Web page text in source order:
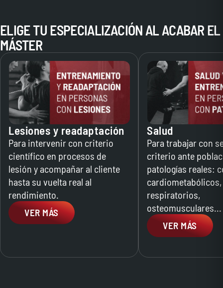
Trainologym, verás todo lo que debes tener en cuenta
para sacarle el máximo partido a las redes sociales.
ELIGE TU ESPECIALIZACIÓN AL ACABAR EL
MÁSTER
Lesiones y readaptación
Para intervenir con criterio
científico en procesos de
lesión y acompañar al cliente
hasta su vuelta real al
rendimiento.
VER MÁS
Salud
Para trabajar con
criterio ante
patologías reales:
cardiometabólicos,
respiratorios,
osteomusculares...
VER MÁS